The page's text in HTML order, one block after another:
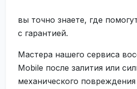
вы точно знаете, где
с гарантией.
Мастера нашего сервиса
Mobile после залития или
механического